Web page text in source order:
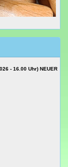
- 16.00 Uhr) NEUER